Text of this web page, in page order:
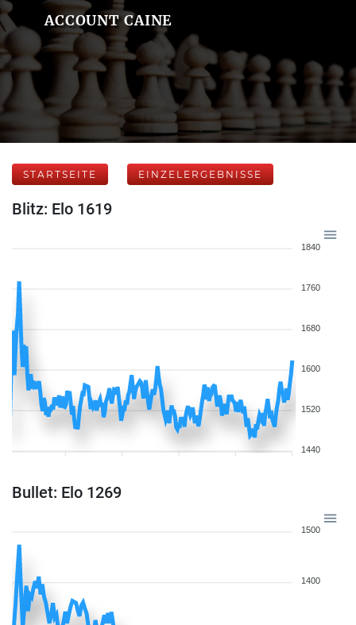
ACCOUNT CAINE
STARTSEITE EINZELERGEBNISSE
Blitz: Elo 1619
1840
1760
1680
1600
1520
1440
Bullet: Elo 1269
1500
1400